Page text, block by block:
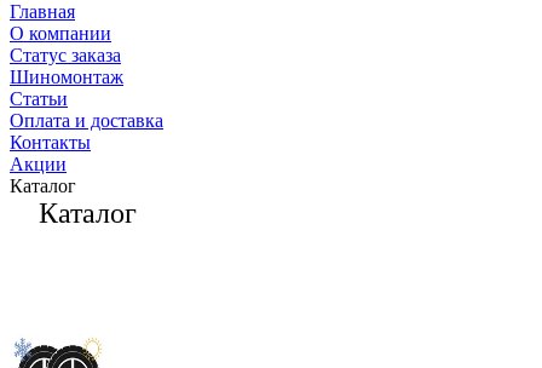
Главная
О компании
Статус заказа
Шиномонтаж
Статьи
Оплата и доставка
Контакты
Акции
Каталог
Каталог